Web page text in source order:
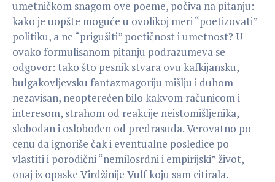
umetničkom snagom ove poeme, počiva na pitanju:
kako je uopšte moguće u ovolikoj meri “poetizovati”
politiku, a ne “prigušiti” poetičnost i umetnost? U
ovako formulisanom pitanju podrazumeva se
odgovor: tako što pesnik stvara ovu kafkijansku,
bulgakovljevsku fantazmagoriju mišlju i duhom
nezavisan, neopterećen bilo kakvom računicom i
interesom, strahom od reakcije neistomišljenika,
slobodan i oslobođen od predrasuda. Verovatno po
cenu da ignoriše čak i eventualne posledice po
vlastiti i porodični “nemilosrdni i empirijski” život,
onaj iz opaske Virdžinije Vulf koju sam citirala.